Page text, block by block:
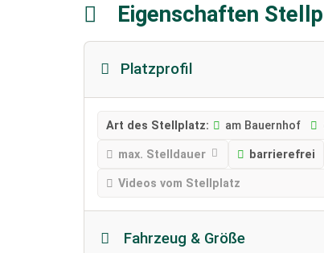
Eigenschaften
Platzprofil
Art des Stellplatz: am Bauernhof
max. Stelldauer barrierefrei
Videos vom Stellplatz
Fahrzeug & Größe